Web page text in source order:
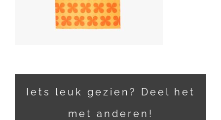
Iets leuk gezien? Deel het
met anderen!